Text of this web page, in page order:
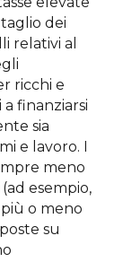
dei
relativi al
ricchi e
finanziarsi
sia
e lavoro. I
meno
esempio,
o meno
su